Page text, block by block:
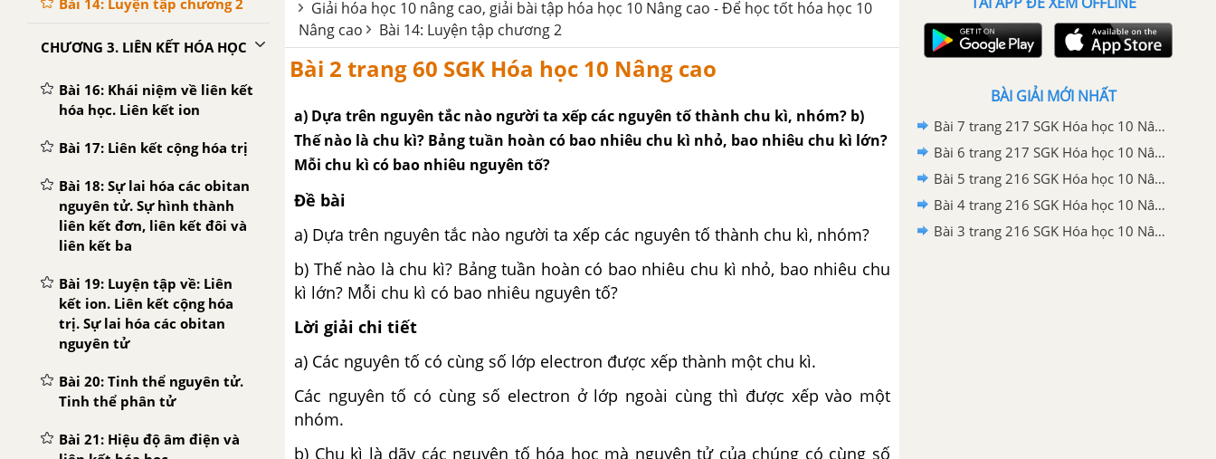
Bài 14: Luyện tập chương 2
CHƯƠNG 3. LIÊN KẾT HÓA HỌC
Bài 16: Khái niệm về liên kết
hóa học. Liên kết ion
Bài 17: Liên kết cộng hóa trị
Bài 18: Sự lai hóa các obitan
nguyên tử. Sự hình thành
liên kết đơn, liên kết đôi và
liên kết ba
Bài 19: Luyện tập về: Liên
kết ion. Liên kết cộng hóa
trị. Sự lai hóa các obitan
nguyên tử
Bài 20: Tinh thể nguyên tử.
Tinh thể phân tử
Bài 21: Hiệu độ âm điện và
Giải hóa học 10 nâng cao, giải bài tập hóa học 10 Nâng cao - Để học tốt hóa học 10
Nâng cao
Bài 14: Luyện tập chương 2
Bài 2 trang 60 SGK Hóa học 10 Nâng cao
a) Dựa trên nguyên tắc nào người ta xếp các nguyên tố thành chu kì, nhóm? b)
Thế nào là chu kì? Bảng tuần hoàn có bao nhiêu chu kì nhỏ, bao nhiêu chu kì lớn?
Mỗi chu kì có bao nhiêu nguyên tố?
Đề bài
a) Dựa trên nguyên tắc nào người ta xếp các nguyên tố thành chu kì, nhóm?
b) Thế nào là chu kì? Bảng tuần hoàn có bao nhiêu chu kì nhỏ, bao nhiêu chu
kì lớn? Mỗi chu kì có bao nhiêu nguyên tố?
Lời giải chi tiết
a) Các nguyên tố có cùng số lớp electron được xếp thành một chu kì.
Các nguyên tố có cùng số electron ở lớp ngoài cùng thì được xếp vào một
nhóm.
b) Chu kì là dãy các nguyên tố hóa học mà nguyên tử của chúng có cùng số
BÀI GIẢI MỚI NHẤT
Bài 7 trang 217 SGK Hóa học 10 Nâng cao
Bài 6 trang 217 SGK Hóa học 10 Nâng cao
Bài 5 trang 216 SGK Hóa học 10 Nâng cao
Bài 4 trang 216 SGK Hóa học 10 Nâng cao
Bài 3 trang 216 SGK Hóa học 10 Nâng cao